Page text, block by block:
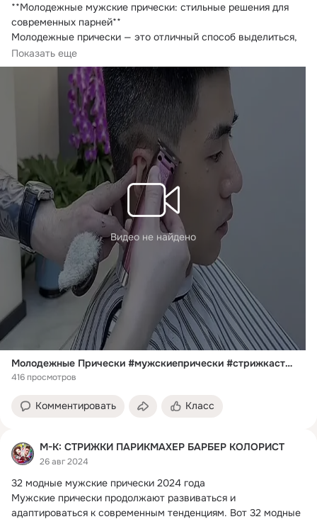
**Молодежные мужские прически: стильные решения для
современных парней**
Молодежные прически — это отличный способ выделиться,
подчеркнуть...
Показать еще
Видео не найдено
Молодежные Прически #мужскиепрически #стрижкастилист
416 просмотров
Комментировать Класс
М-К: СТРИЖКИ ПАРИКМАХЕР БАРБЕР КОЛОРИСТ
26 авг 2024
32 модные мужские прически 2024 года
Мужские прически продолжают развиваться и
адаптироваться к современным тенденциям. Вот 32 модные